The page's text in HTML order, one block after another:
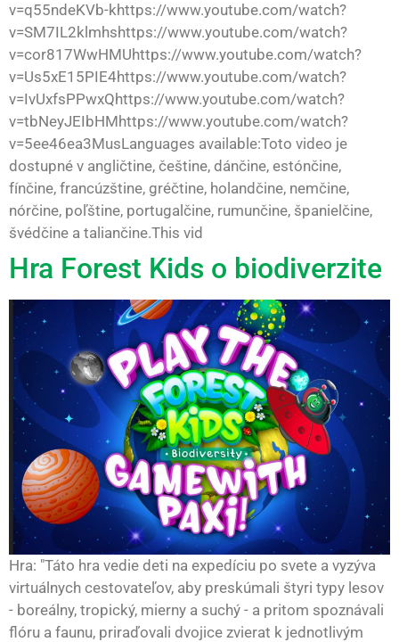
v=q55ndeKVb-khttps://www.youtube.com/watch?
v=SM7IL2klmhshttps://www.youtube.com/watch?
v=cor817WwHMUhttps://www.youtube.com/watch?
v=Us5xE15PIE4https://www.youtube.com/watch?
v=IvUxfsPPwxQhttps://www.youtube.com/watch?
v=tbNeyJEIbHMhttps://www.youtube.com/watch?
v=5ee46ea3MusLanguages available:Toto video je
dostupné v angličtine, češtine, dánčine, estónčine,
fínčine, francúzštine, gréčtine, holandčine, nemčine,
nórčine, poľštine, portugalčine, rumunčine, španielčine,
švédčine a taliančine.This vid
Hra Forest Kids o biodiverzite
Hra: "Táto hra vedie deti na expedíciu po svete a vyzýva
virtuálnych cestovateľov, aby preskúmali štyri typy lesov
- boreálny, tropický, mierny a suchý - a pritom spoznávali
flóru a faunu, priraďovali dvojice zvierat k jednotlivým